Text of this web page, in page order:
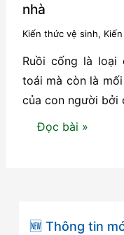
nhà
Kiến thức vệ sinh,
Ruồi cống là loại
toái mà còn là
của con người bởi
Diệt
và
Đọc bài »
🆕 Thông tin